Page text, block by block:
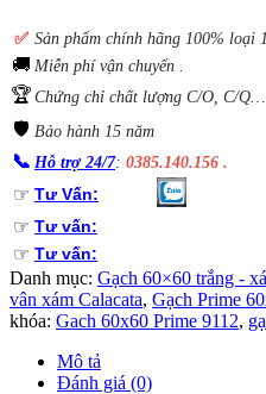
✅ Sản phẩm chính hãng 100% loại 1
🚚 Miễn phí vận chuyển .
🏆Chứng chỉ chất lượng C/O, C/Q…
🛡️ Bảo hành 15 năm
📞 Hỗ trợ 24/7: 0385.140.156 .
☞ Tư Vấn:
☞ Tư vấn:
☞ Tư vấn:
Danh mục: Gạch 60×60 trắng -
vân xám Calacata, Gạch Prime
khóa: Gach 60x60 Prime 9112,
Mô tả
Đánh giá (0)